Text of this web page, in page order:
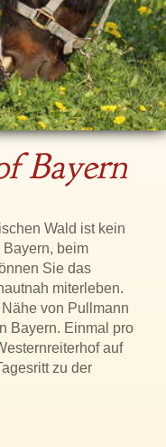
Bayern
Wald ist kein
beim
Sie das
miterleben.
von Pullmann
Bayern. Einmal pro
auf
zu der